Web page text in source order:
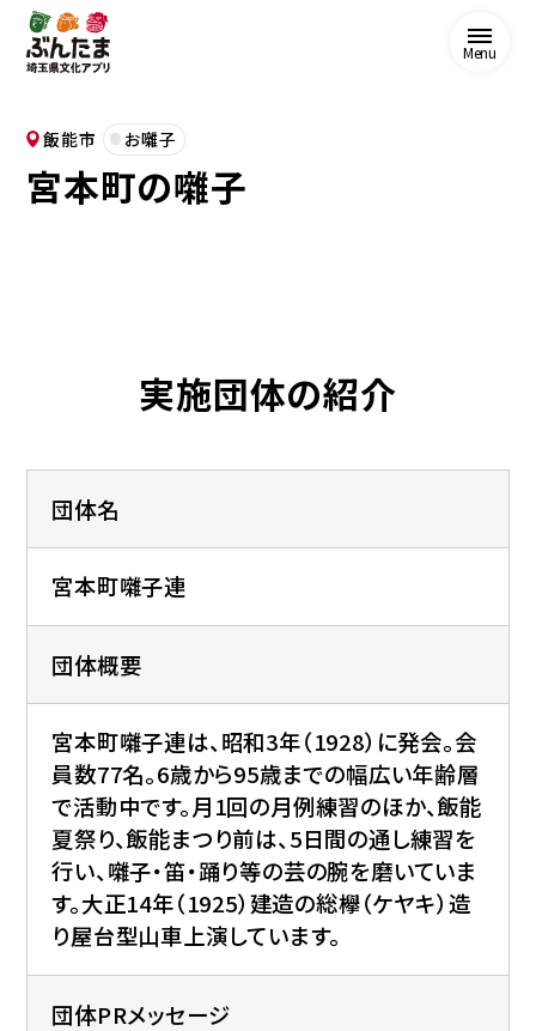
Menu
飯能市 お囃子
宮本町の囃子
実施団体の紹介
団体名
宮本町囃子連
団体概要
宮本町囃子連は、昭和3年（1928）に発会。会
員数77名。6歳から95歳までの幅広い年齢層
で活動中です。月1回の月例練習のほか、飯能
夏祭り、飯能まつり前は、5日間の通し練習を
行い、囃子・笛・踊り等の芸の腕を磨いていま
す。大正14年（1925）建造の総欅（ケヤキ）造
り屋台型山車上演しています。
団体PRメッセージ